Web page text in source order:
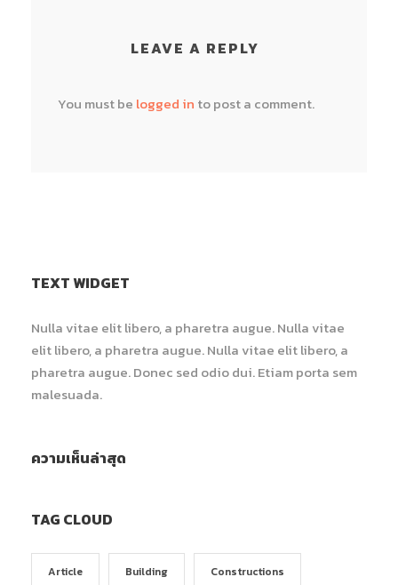
LEAVE A REPLY
You must be logged in to post a comment.
TEXT WIDGET
Nulla vitae elit libero, a pharetra augue. Nulla vitae
elit libero, a pharetra augue. Nulla vitae elit libero, a
pharetra augue. Donec sed odio dui. Etiam porta sem
malesuada.
ความเห็นล่าสุด
TAG CLOUD
Article Building Constructions